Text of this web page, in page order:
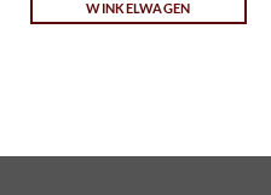
WINKELWAGEN